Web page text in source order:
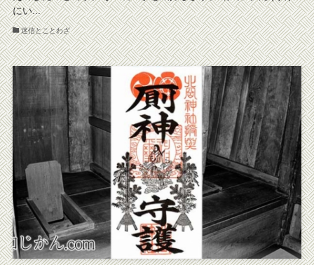
にい...
迷信とことわざ